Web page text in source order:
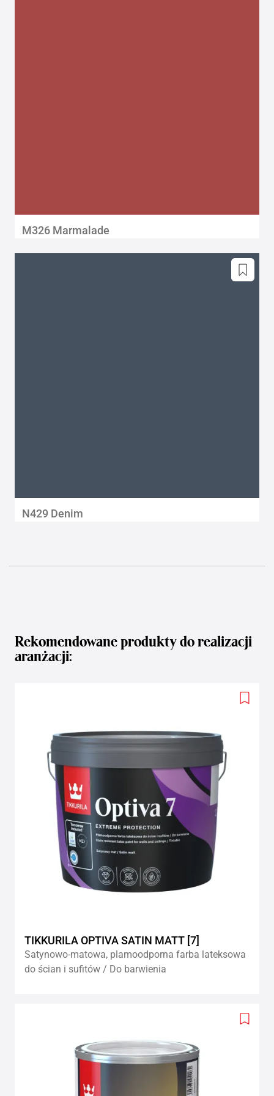
M326 Marmalade
N429 Denim
Rekomendowane produkty do realizacji
aranżacji:
Add
TIKKURILA OPTIVA SATIN MATT [7]
Satynowo-matowa, plamoodporna farba lateksowa
do ścian i sufitów / Do barwienia
Add